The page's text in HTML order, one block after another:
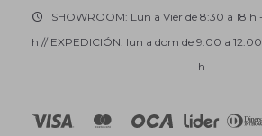
SHOWROOM: Lun a Vier de 8:30 a 18 h
h // EXPEDICIÓN: lun a dom de 9:00 a
h